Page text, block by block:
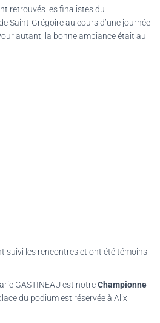
retrouvés les finalistes du
Saint-Grégoire au cours d’une journée
autant, la bonne ambiance était au
suivi les rencontres et ont été témoins
GASTINEAU est notreChampionne
du podium est réservée à Alix